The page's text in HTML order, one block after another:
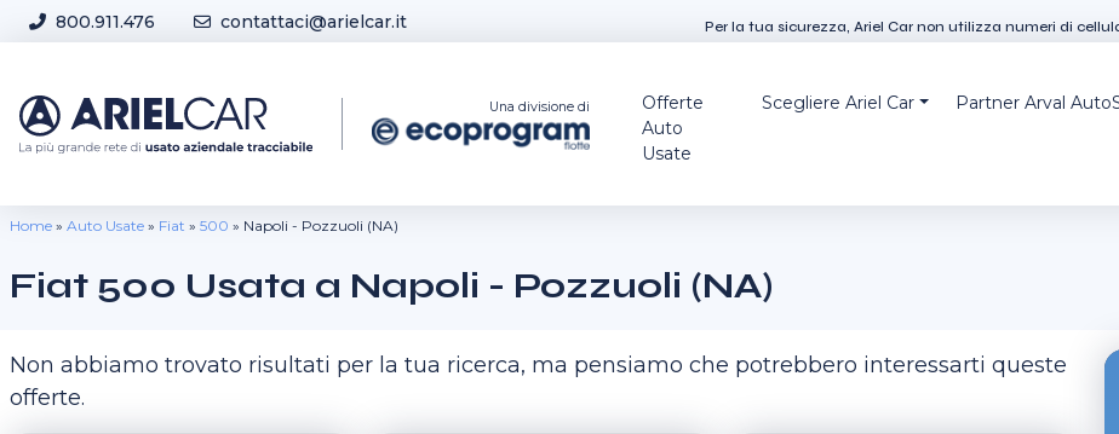
Skip to content
800.911.476
contattaci@arielcar.it
Per la tua sicurezza, Ariel Car non utilizza numeri di
Una divisione di
Offerte
Auto
Usate
Scegliere Ariel Car Partner Arval
Home » Auto Usate » Fiat » 500 » Napoli - Pozzuoli (NA)
Fiat 500 Usata a Napoli - Pozzuoli (NA)
Non abbiamo trovato risultati per la tua ricerca, ma pensiamo che potrebbero interessarti queste
offerte.